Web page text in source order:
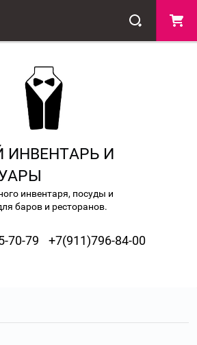
ИНВЕНТАРЬ И
инвентаря, посуды и
баров и ресторанов.
70-79 +7(911)796-84-00